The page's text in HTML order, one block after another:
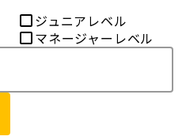
ジュニアレベル
マネージャーレベル